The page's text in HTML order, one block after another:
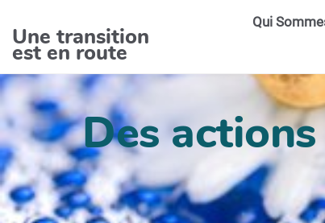
Une transition
est en route
Qui
Des